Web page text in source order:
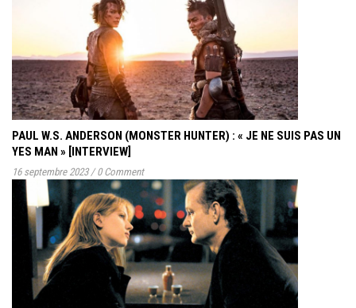
PAUL W.S. ANDERSON (MONSTER HUNTER) : « JE NE SUIS PAS UN
YES MAN » [INTERVIEW]
16 septembre 2023 / 0 Comment